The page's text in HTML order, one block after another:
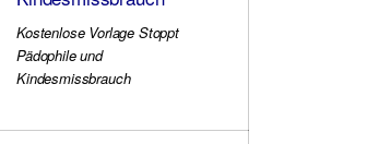
Kostenlose Vorlage Stoppt
Pädophile und
Kindesmissbrauch